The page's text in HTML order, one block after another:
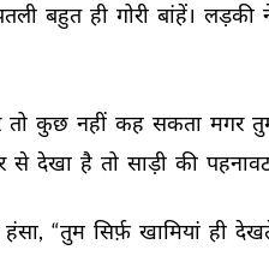
बहुत ही गोरी बांहें। लड़की
तो कुछ नहीं कह सकता मगर
से देखा है तो साड़ी की
हंसा, “तुम सिर्फ़ खामियां ही